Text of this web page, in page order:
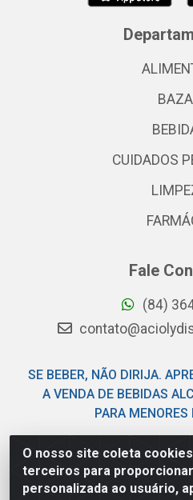
O nosso site coleta
terceiros para
personalizada ao usuário,
CUIDADOS
Fale
(84)
SE BEBER, NÃO DIRIJA.
A VENDA DE BEBIDAS
PARA
Acioly Distribuidora - Av
Exposições - Parnamirim/